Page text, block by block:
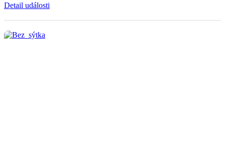
Detail události